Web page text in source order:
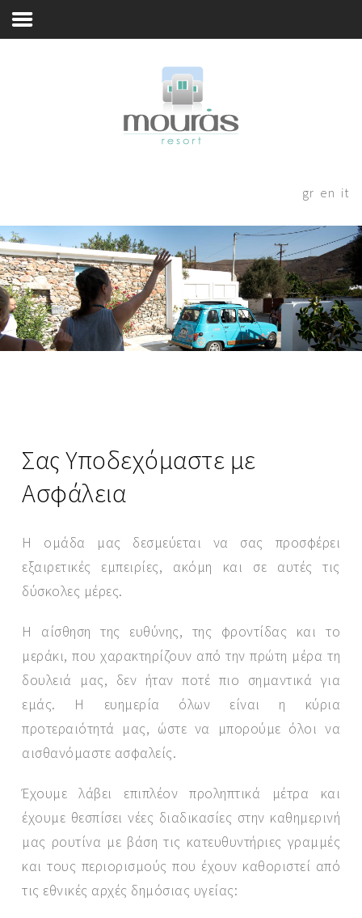
Περιοχή
Αστυπάλαια
Blog
Book Now
it
en
gr
Σας Υποδεχόμαστε με
Ασφάλεια
Η ομάδα μας δεσμεύεται να σας προσφέρει
εξαιρετικές εμπειρίες, ακόμη και σε αυτές τις
δύσκολες μέρες.
Η αίσθηση της ευθύνης, της φροντίδας και το
μεράκι, που χαρακτηρίζουν από την πρώτη μέρα τη
δουλειά μας, δεν ήταν ποτέ πιο σημαντικά για
εμάς. Η ευημερία όλων είναι η κύρια
προτεραιότητά μας, ώστε να μπορούμε όλοι να
αισθανόμαστε ασφαλείς.
Έχουμε λάβει επιπλέον προληπτικά μέτρα και
έχουμε θεσπίσει νέες διαδικασίες στην καθημερινή
μας ρουτίνα με βάση τις κατευθυντήριες γραμμές
και τους περιορισμούς που έχουν καθοριστεί από
τις εθνικές αρχές δημόσιας υγείας:
RoomBooking
shortly.